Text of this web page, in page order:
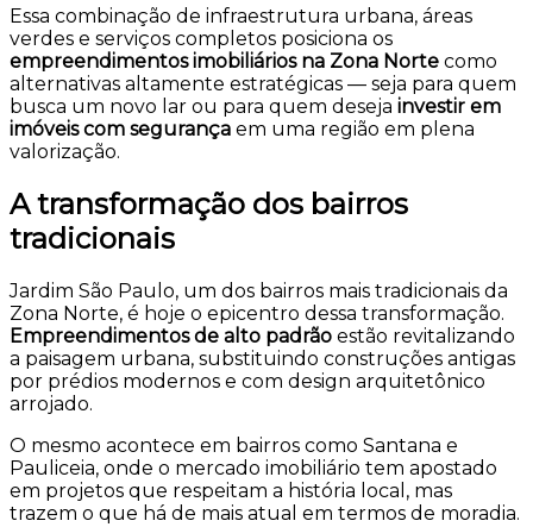
Essa combinação de infraestrutura urbana, áreas
verdes e serviços completos posiciona os
empreendimentos imobiliários na Zona Norte como
alternativas altamente estratégicas — seja para quem
busca um novo lar ou para quem deseja investir em
imóveis com segurança em uma região em plena
valorização.
A transformação dos bairros
tradicionais
Jardim São Paulo, um dos bairros mais tradicionais da
Zona Norte, é hoje o epicentro dessa transformação.
Empreendimentos de alto padrão estão revitalizando
a paisagem urbana, substituindo construções antigas
por prédios modernos e com design arquitetônico
arrojado.
O mesmo acontece em bairros como Santana e
Pauliceia, onde o mercado imobiliário tem apostado
em projetos que respeitam a história local, mas
trazem o que há de mais atual em termos de moradia.